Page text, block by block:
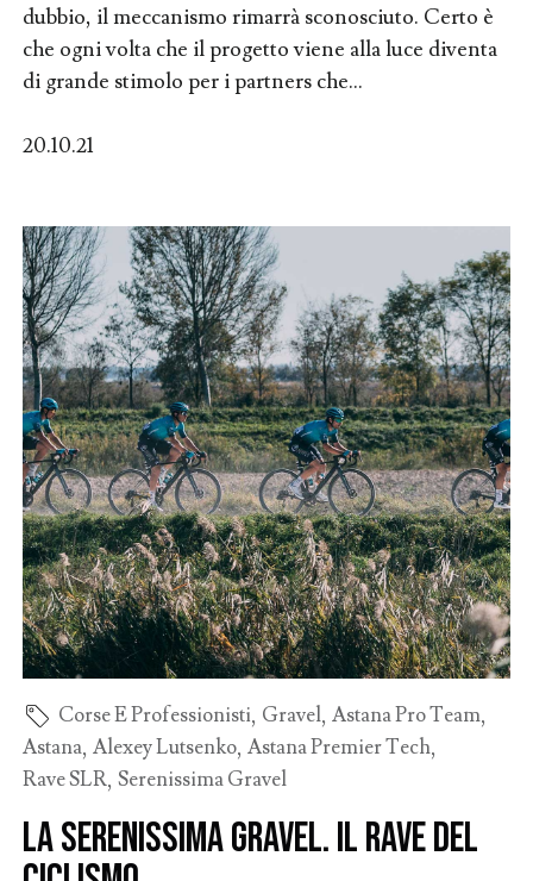
dubbio, il meccanismo rimarrà sconosciuto. Certo è
che ogni volta che il progetto viene alla luce diventa
di grande stimolo per i partners che...
20.10.21
Corse E Professionisti, Gravel, Astana Pro Team,
Astana, Alexey Lutsenko, Astana Premier Tech,
Rave SLR, Serenissima Gravel
La Serenissima Gravel. Il Rave del